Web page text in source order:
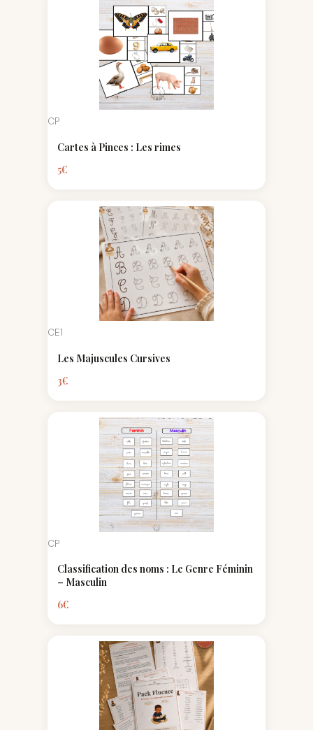
CP
Cartes à Pinces : Les rimes
5€
CE1
Les Majuscules Cursives
3€
CP
Classification des noms : Le Genre Féminin
– Masculin
6€